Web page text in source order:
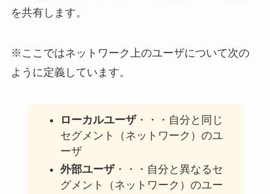
を共有します。
※ここではネットワーク上のユーザについて次の
ように定義しています。
ローカルユーザ・・・自分と同じ
セグメント（ネットワーク）のユ
ーザ
外部ユーザ・・・自分と異なるセ
グメント（ネットワーク）のユー